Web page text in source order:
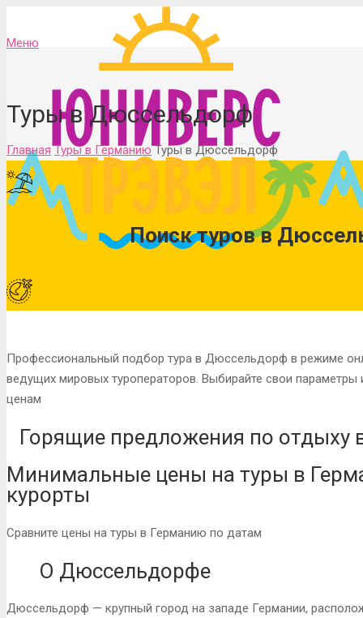
Меню
Туры в Дюссельдорф
Главная Туры в Германию Туры в Дюссельдорф
Поиск туров в
Профессиональный подбор тура в Дюссельдорф в режиме
ведущих мировых туроператоров. Выбирайте свои
ценам
Горящие предложения по
Минимальные цены на туры в
курорты
Сравните цены на туры в Германию по датам
О Дюссельдорфе
Дюссельдорф — крупный город на западе Германии,